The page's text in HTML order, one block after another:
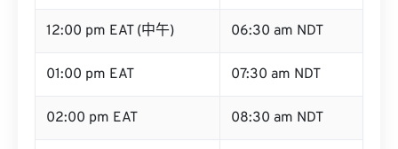
12:00 pm EAT (中午) 06:30 am NDT
01:00 pm EAT 07:30 am NDT
02:00 pm EAT 08:30 am NDT